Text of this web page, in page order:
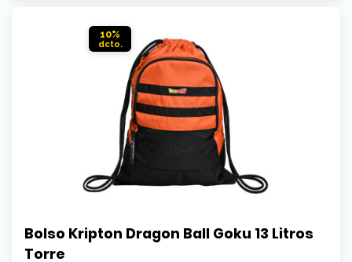
10%
Bolso Kripton Dragon Ball Goku 13 Litros
Torre